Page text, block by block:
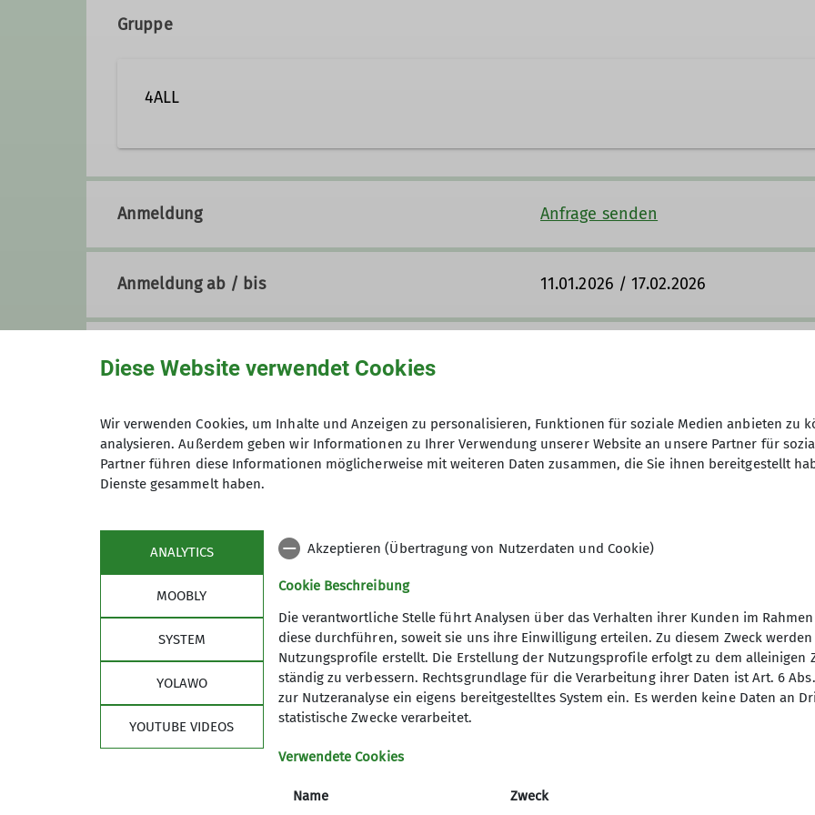
Gruppe
4ALL
Wir wollen uns hier in Duisburg für Integration und Inklusion einsetzen. Darum laden
wollen wir das auch bei anderen Aktivitäten wie Kletterveranstaltungen tun. Aber
Du möchtest zum Klettertreff kommen?
Dann unterstützen wir dich, dass du mitmachen kannst. Wie genau das funktioniert
zusammen den besten Weg finden. Das ist am Berg normal – und das können wir gut!
Sprich uns also an, wenn du bei uns anfangen möchtest, eine Gruppe besuchen
möchtest. Das 4ALL-Team arbeitet in allen Bereichen mit und kann viel ermöglichen.
brauchst du eine Mitgliedschaft im DAV Duisburg und eine Zustimmung der
oder ruf in unserer Geschäftsstelle an: +49 203 428120
Wir freuen uns auf dich!
Kontakt aufnehmen
Anmeldung Anfrage senden
Anmeldung ab / bis 11.01.2026 / 17.02.2026
Preis
Maximale Teilnehmeranzahl 10
Sektion
Geschäftsstelle
Mitglied werden
Alpenverein
DAV Hauptverband
DAV-Shop
Service
Diese Website verwendet Cookies
Wir verwenden Cookies, um Inhalte und Anzeigen zu personalisieren, Funktionen für soziale Medien anbieten zu
analysieren. Außerdem geben wir Informationen zu Ihrer Verwendung unserer Website an unsere Partner für
Partner führen diese Informationen möglicherweise mit weiteren Daten zusammen, die Sie ihnen bereitgestellt
Dienste gesammelt haben.
ANALYTICS
MOOBLY
SYSTEM
YOLAWO
YOUTUBE VIDEOS
Akzeptieren (Übertragung von Nutzerdaten und Cookie)
Cookie Beschreibung
Die verantwortliche Stelle führt Analysen über das Verhalten ihrer Kunden im
diese durchführen, soweit sie uns ihre Einwilligung erteilen. Zu diesem Zweck
Nutzungsprofile erstellt. Die Erstellung der Nutzungsprofile erfolgt zu dem alleinigen
ständig zu verbessern. Rechtsgrundlage für die Verarbeitung ihrer Daten ist Art. 6
zur Nutzeranalyse ein eigens bereitgestelltes System ein. Es werden keine Daten an
statistische Zwecke verarbeitet.
Verwendete Cookies
Name Zweck